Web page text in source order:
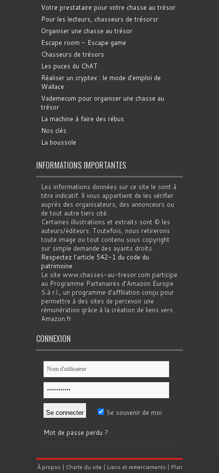
Votre prestataire pour votre chasse au trésor
Pour les lecteurs, chasseurs de trésorsr
Organiser une chasse au trésor
Escape room - Escape game
Chasseurs de trésors
Les puces du ChAT
Réaliser un cryptex : le mode d'emploi de
Wallace
Vademecum pour organiser une chasse au
trésor
La machine à faire des rébus
Nos clés
La boussole
INFORMATIONS IMPORTANTES
Les informations données sur ce site le sont à
titre indicatif. Il vous appartient de les vérifier
auprès des organisateurs, des annonceurs ou
de tout autre tiers cité.
Certaines illustrations et extraits sont © les
auteurs/éditeurs. Toutefois, nous retirerons
toute image ou tout contenu sous copyright
sur simple demande des ayants droits.
Respectez l'article 542-1 du code du
patrimoine.
Le site www.chasses-au-tresor.com participe
au Programme Partenaires d’Amazon Europe
S.à r.l., un programme d’affiliation conçu pour
permettre à des sites de percevoir une
rémunération grâce à la création de liens vers
Amazon.fr
CONNEXION
Se souvenir de moi
Mot de passe perdu ?
À propos | Charte du site | Liens et remerciements | Plan